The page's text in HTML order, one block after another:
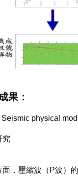
果：
physical
究
，壓縮波（P波）